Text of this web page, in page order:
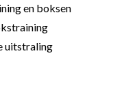
en boksen
uitstraling